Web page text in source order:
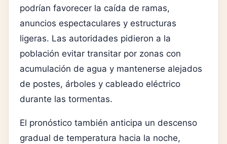
podrían favorecer la caída de ramas,
anuncios espectaculares y estructuras
ligeras. Las autoridades pidieron a la
población evitar transitar por zonas con
acumulación de agua y mantenerse alejados
de postes, árboles y cableado eléctrico
durante las tormentas.
El pronóstico también anticipa un descenso
gradual de temperatura hacia la noche,